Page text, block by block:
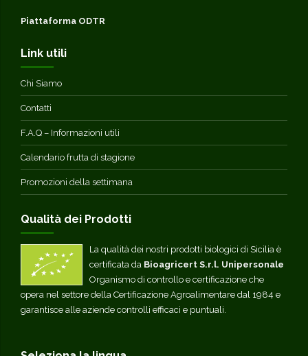
Piattaforma ODTR
Link utili
Chi Siamo
Contatti
F.A.Q – Informazioni utili
Calendario frutta di stagione
Promozioni della settimana
Qualità dei Prodotti
La qualità dei nostri prodotti biologici di Sicilia è
certificata da Bioagricert S.r.l. Unipersonale
Organismo di controllo e certificazione che
opera nel settore della Certificazione Agroalimentare dal 1984 e
garantisce alle aziende controlli efficaci e puntuali.